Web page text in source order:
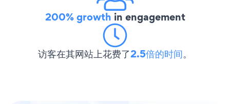
200% growth in engagement
访客在其网站上花费了2.5倍的时间。